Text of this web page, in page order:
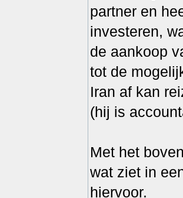
partner en
investeren,
de aankoop
tot de
Iran af kan
(hij is
Met het
wat ziet in
hiervoor.